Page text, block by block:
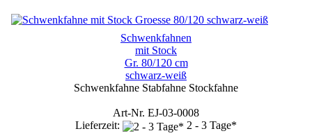
Schwenkfahnen
mit Stock
Gr. 80/120 cm
schwarz-weiß
Schwenkfahne Stabfahne Stockfahne
Art-Nr. EJ-03-0008
Lieferzeit:
2 - 3 Tage*